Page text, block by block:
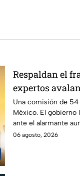
Respaldan el
expertos
noreste del país
Una comisión de
México. El gobierno
ante el alarmante
natural.
06 agosto, 2026